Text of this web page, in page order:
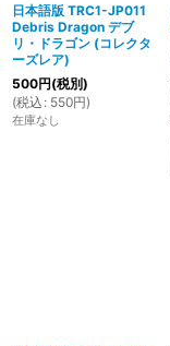
日本語版 TRC1-JP011
Debris Dragon デブ
リ・ドラゴン (コレクタ
ーズレア)
500円(税別)
(税込 : 550円)
在庫なし